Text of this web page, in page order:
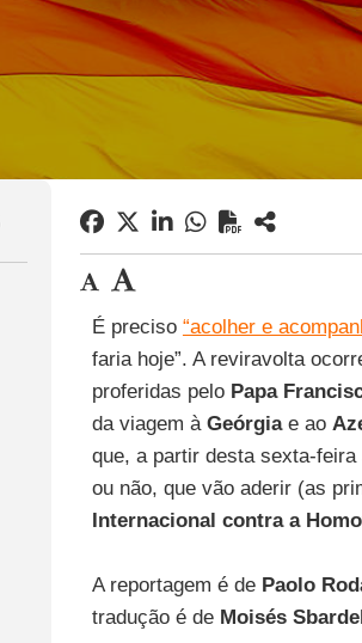
É preciso “acolher e
faria hoje”. A reviravolta
proferidas pelo Papa
da viagem à Geórgiae ao
que, a partir desta sexta-
ou não, que vão aderir (as
Internacional contra a
A reportagem é de Paolo
tradução é de Moisés